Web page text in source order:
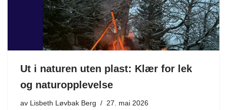
Ut i naturen uten plast: Klær for lek
og naturopplevelse
av Lisbeth Løvbak Berg 27. mai 2026